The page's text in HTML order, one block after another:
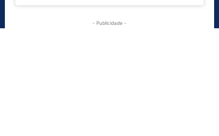
- Publicidade -